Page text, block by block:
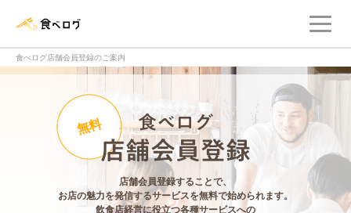
食べログ店舗会員登録のご案内
食べログ店舗会員
無料
店舗会員登録することで、
お店の魅力を発信するサービスを無料で始められます。
飲食店経営に役立つ各種サービスへの